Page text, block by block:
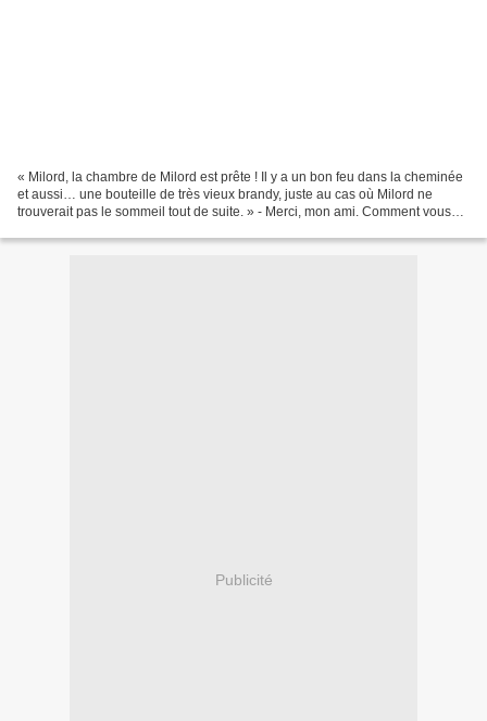
« Milord, la chambre de Milord est prête ! Il y a un bon feu dans la cheminée
et aussi… une bouteille de très vieux brandy, juste au cas où Milord ne
trouverait pas le sommeil tout de suite. » - Merci, mon ami. Comment vous
Publicité